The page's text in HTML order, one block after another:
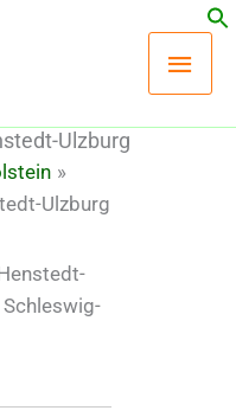
Ulzburg
Ulzburg